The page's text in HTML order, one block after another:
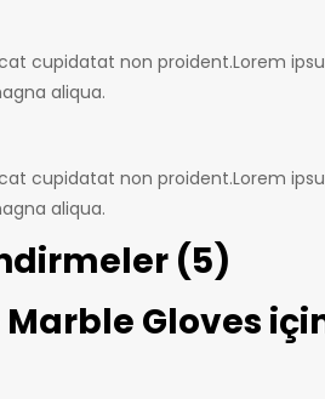
cupidatat non proident.Lorem
aliqua.
cupidatat non proident.Lorem
aliqua.
(5)
Gloves